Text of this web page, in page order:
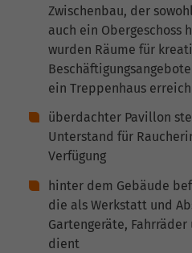
Zwischenbau, der
auch ein Obergeschoss
wurden Räume für
ein Treppenhaus
überdachter Pavillon
Unterstand für
Verfügung
hinter dem Gebäude
die als Werkstatt und
Gartengeräte,
dient